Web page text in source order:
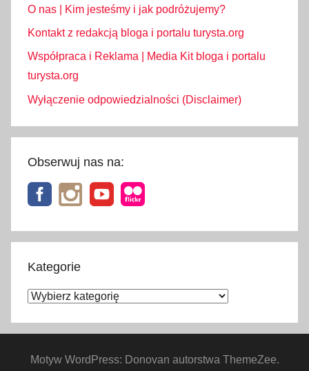
O nas | Kim jesteśmy i jak podróżujemy?
Kontakt z redakcją bloga i portalu turysta.org
Współpraca i Reklama | Media Kit bloga i portalu
turysta.org
Wyłączenie odpowiedzialności (Disclaimer)
Obserwuj nas na:
Kategorie
Kategorie
Motyw WordPress: Donovan autorstwa ThemeZee.